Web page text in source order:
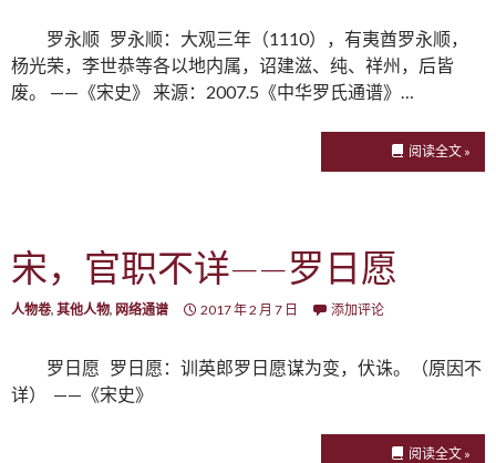
罗永顺 罗永顺：大观三年（1110），有夷酋罗永顺，
杨光荣，李世恭等各以地内属，诏建滋、纯、祥州，后皆
废。 ——《宋史》 来源：2007.5《中华罗氏通谱》…
阅读全文 »
宋，官职不详——罗日愿
人物卷, 其他人物, 网络通谱 2017 年 2 月 7 日 添加评论
罗日愿 罗日愿：训英郎罗日愿谋为变，伏诛。（原因不
详） ——《宋史》
阅读全文 »